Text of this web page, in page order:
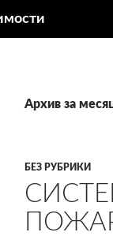
Архив за
БЕЗ РУБРИКИ